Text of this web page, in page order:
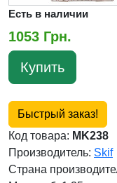
Есть в наличии
1053 Грн.
Купить
Быстрый заказ!
Код товара: MK238
Производитель: Skif
Страна